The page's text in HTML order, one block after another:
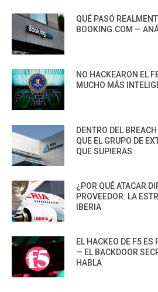
QUÉ PASÓ
BOOKING.COM —
NO HACKEARON EL
MUCHO MÁS
DENTRO DEL
QUE EL GRUPO DE
QUE SUPIERAS
¿POR QUÉ ATACAR
PROVEEDOR: LA
IBERIA
EL HACKEO DE F5 ES
— EL BACKDOOR
HABLA